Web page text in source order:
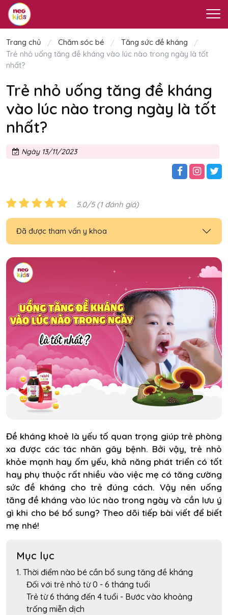
Trang chủ Chăm sóc bé
Tăng sức đề kháng
Trẻ nhỏ uống tăng đề kháng vào lúc nào trong ngày là tốt
nhất?
Trẻ nhỏ uống tăng đề kháng
vào lúc nào trong ngày là tốt
nhất?
Ngày 13/11/2023
5.0/5 (1 đánh giá)
Đã được tham vấn y khoa
Đề kháng khoẻ là yếu tố quan trọng giúp trẻ phòng
xa được các tác nhân gây bệnh. Bởi vậy, trẻ nhỏ
khỏe mạnh hay ốm yếu, khả năng phát triển có tốt
hay phụ thuộc rất nhiều vào việc mẹ có tăng cường
sức đề kháng cho trẻ đúng cách. Vậy nên uống
tăng đề kháng vào lúc nào trong ngày và cần lưu ý
gì khi cho bé bổ sung? Theo dõi tiếp bài viết để biết
mẹ nhé!
Mục lục
1. Thời điểm nào bé cần bổ sung tăng đề kháng
Đối với trẻ nhỏ từ 0 - 6 tháng tuổi
Trẻ từ 6 tháng đến 4 tuổi - Bước vào khoảng
trống miễn dịch